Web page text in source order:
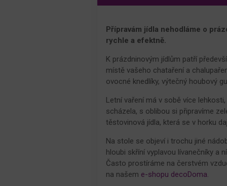
Přípravám jídla nehodláme o
rychle a efektně.
K prázdninovým jídlům patří
místě vašeho chataření a
ovocné knedlíky, výtečný houbový
Letní vaření má v sobě více
scházela, s oblibou si připravíme
těstovinová jídla, která se v horku
Na stole se objeví i trochu jiné
hloubi skříní vyplavou lívanečníky a
Často prostíráme na čerstvém
na našem e-shopu decoDoma.